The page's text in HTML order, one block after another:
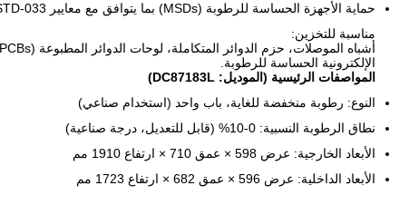
حماية الأجهزة الحساسة للرطوبة (MSDs) بما يتوافق مع معايير IPC/JEDEC J-STD-033 في صناعة الإلكترونيات
مناسبة للتخزين:
الإلكترونية الحساسة للرطوبة.
المواصفات الرئيسية (الموديل: DC87183L)
النوع: رطوبة منخفضة للغاية، باب واحد (استخدام صناعي)
نطاق الرطوبة النسبية: 0-10% (قابل للتعديل، درجة صناعية)
الأبعاد الخارجية: عرض 598 × عمق 710 × ارتفاع 1910 مم
الأبعاد الداخلية: عرض 596 × عمق 682 × ارتفاع 1723 مم